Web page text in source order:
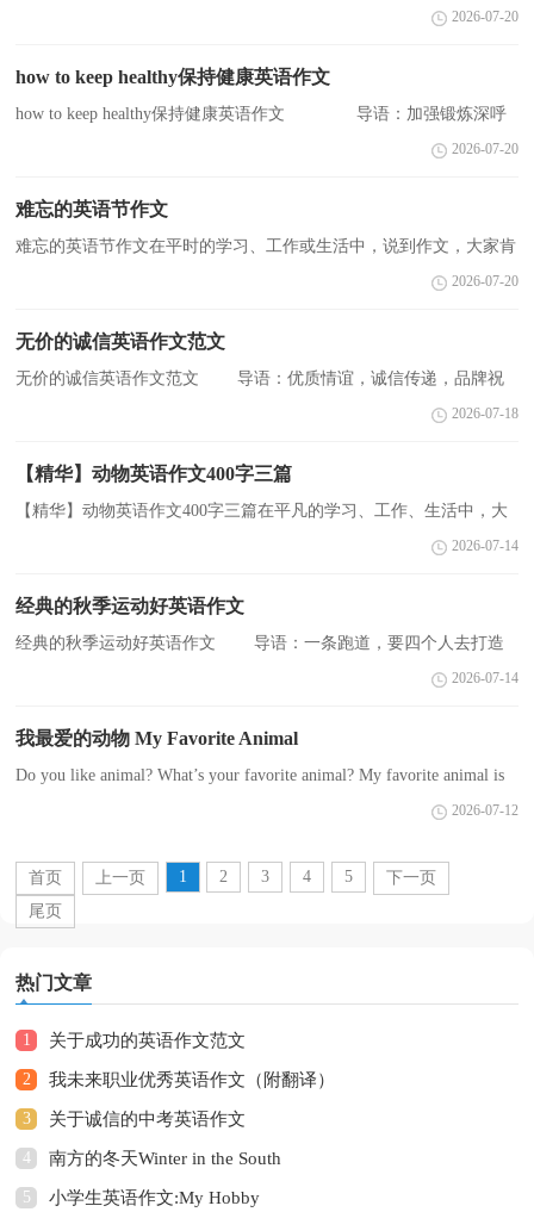
地要接触到作文吧，作文一定要做到主题集中，围绕同一主题作深入
2026-07-20
how to keep healthy保持健康英语作文
how to keep healthy保持健康英语作文 导语：加强锻炼深呼
吸，相信自我免疫力。紫菜淡菊与鸭梨，新鲜清洁即可食。张弛有度
2026-07-20
难忘的英语节作文
难忘的英语节作文在平时的学习、工作或生活中，说到作文，大家肯
定都不陌生吧，作文是人们把记忆中所存储的有关知识、经验和思想
2026-07-20
无价的诚信英语作文范文
无价的诚信英语作文范文 导语：优质情谊，诚信传递，品牌祝
福，永不外期。护消费者权益保护日，只想告诉你，即使神马都是假
2026-07-18
【精华】动物英语作文400字三篇
【精华】动物英语作文400字三篇在平凡的学习、工作、生活中，大
家都写过作文，肯定对各类作文都很熟悉吧，作文是人们把记忆中所
2026-07-14
经典的秋季运动好英语作文
经典的秋季运动好英语作文 导语：一条跑道，要四个人去打造
一个信念，要四个人去拼搏每次交接都是信任的传递每次交接都是永
2026-07-14
我最爱的动物 My Favorite Animal
Do you like animal? What’s your favorite animal? My favorite animal is
monkey. It is lovely and clever. People always say that our human beings
2026-07-12
首页 上一页 1 2 3 4 5
下一页
尾页
热门文章
1 关于成功的英语作文范文
2 我未来职业优秀英语作文（附翻译）
3 关于诚信的中考英语作文
4 南方的冬天Winter in the South
5 小学生英语作文:My Hobby